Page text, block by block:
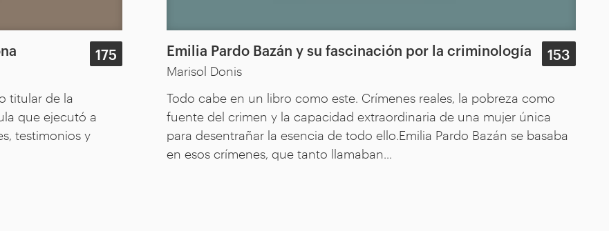
175
titular de la
que ejecutó a
testimonios y
Emilia Pardo Bazán y su fascinación por la criminología
Marisol Donis
153
Todo cabe en un libro como este. Crímenes reales, la pobreza como
fuente del crimen y la capacidad extraordinaria de una mujer única
para desentrañar la esencia de todo ello.Emilia Pardo Bazán se basaba
en esos crímenes, que tanto llamaban...